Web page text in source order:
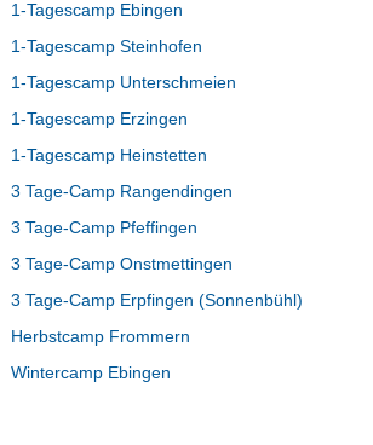
1-Tagescamp Ebingen
1-Tagescamp Steinhofen
1-Tagescamp Unterschmeien
1-Tagescamp Erzingen
1-Tagescamp Heinstetten
3 Tage-Camp Rangendingen
3 Tage-Camp Pfeffingen
3 Tage-Camp Onstmettingen
3 Tage-Camp Erpfingen (Sonnenbühl)
Herbstcamp Frommern
Wintercamp Ebingen